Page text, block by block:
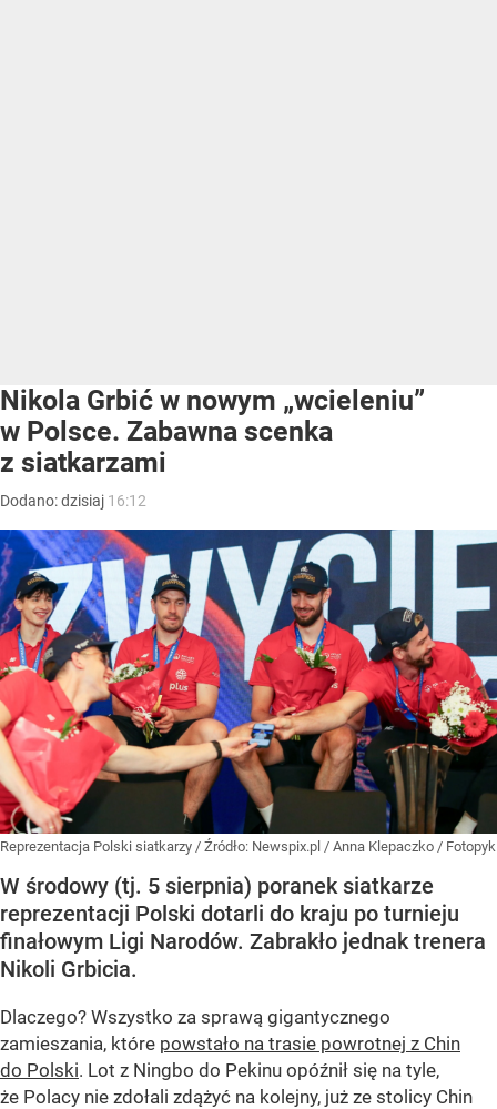
Nikola Grbić w nowym „wcieleniu”
w Polsce. Zabawna scenka
z siatkarzami
Dodano:dzisiaj 16:12
Reprezentacja Polski siatkarzy / Źródło: Newspix.pl / Anna Klepaczko / Fotopyk
W środowy (tj. 5 sierpnia) poranek siatkarze
reprezentacji Polski dotarli do kraju po turnieju
finałowym Ligi Narodów. Zabrakło jednak trenera
Nikoli Grbicia.
Dlaczego? Wszystko za sprawą gigantycznego
zamieszania, które powstało na trasie powrotnej z Chin
do Polski. Lot z Ningbo do Pekinu opóźnił się na tyle,
że Polacy nie zdołali zdążyć na kolejny, już ze stolicy Chin